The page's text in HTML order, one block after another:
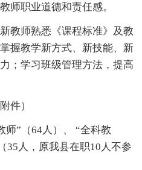
师职业道德和责任感。
教师熟悉《课程标准》及教
握教学新方式、新技能、新
；学习班级管理方法，提高
件）
师”（64人）、 “全科教
35人，原我县在职10人不参